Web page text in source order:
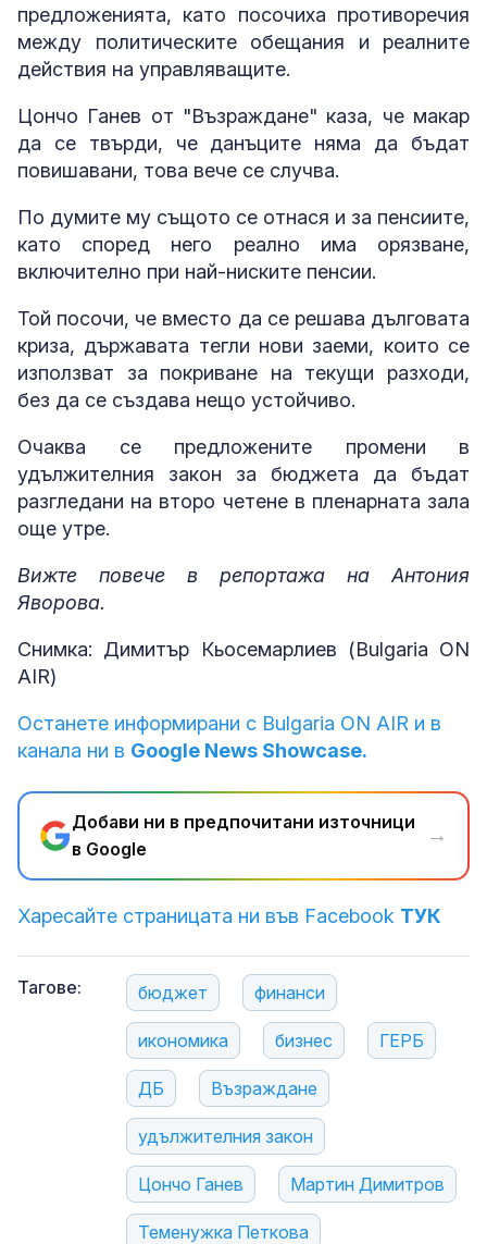
предложенията, като посочиха противоречия
между политическите обещания и реалните
действия на управляващите.
Цончо Ганев от "Възраждане" каза, че макар
да се твърди, че данъците няма да бъдат
повишавани, това вече се случва.
По думите му същото се отнася и за пенсиите,
като според него реално има орязване,
включително при най-ниските пенсии.
Той посочи, че вместо да се решава дълговата
криза, държавата тегли нови заеми, които се
използват за покриване на текущи разходи,
без да се създава нещо устойчиво.
Очаква се предложените промени в
удължителния закон за бюджета да бъдат
разгледани на второ четене в пленарната зала
още утре.
Вижте повече в репортажа на Антония
Яворова.
Снимка: Димитър Кьосемарлиев (Bulgaria ON
AIR)
Останете информирани с Bulgaria ON AIR и в
канала ни в Google News Showcase.
Добави ни в предпочитани източници
в Google
→
Харесайте страницата ни във Facebook ТУК
Тагове: бюджет финанси
икономика бизнес ГЕРБ
ДБ Възраждане
удължителния закон
Цончо Ганев Мартин Димитров
Теменужка Петкова